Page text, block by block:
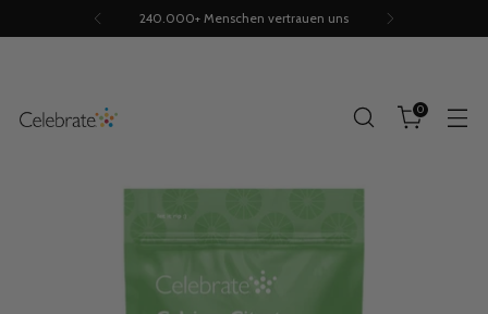
240.000+ Menschen vertrauen uns
0